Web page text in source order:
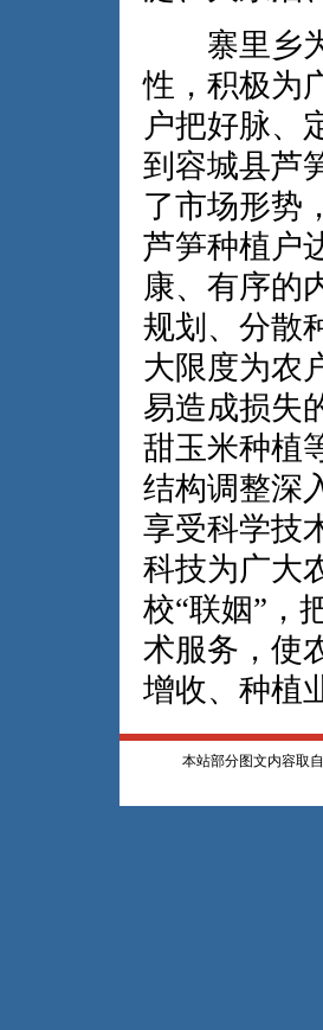
寨里乡为
性，积极为
户把好脉、
到容城县芦
了市场形势
芦笋种植户
康、有序的
规划、分散
大限度为农
易造成损失
甜玉米种植
结构调整深
享受科学技
科技为广大
校“联姻”，
术服务，使
增收、种植
本站部分图文内容取